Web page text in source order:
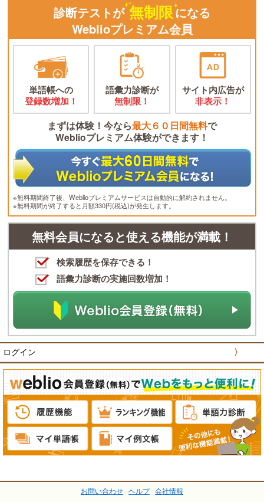
診断テストが 無制限になる
Weblioプレミアム会員
単語帳への
登録数増加！
語彙力診断が
無制限！
サイト内広告が
非表示！
まずは体験！今なら最大６０日間無料で
Weblioプレミアム体験ができます！
※無料期間終了後、Weblioプレミアムサービスは自動的に解約されません。
※無料期間が終了すると月額330円(税込)が発生します。
無料会員になると使える機能が満載！
検索履歴を保存できる！
語彙力診断の実施回数増加！
ログイン 〉
お問い合わせ ヘルプ 会社情報